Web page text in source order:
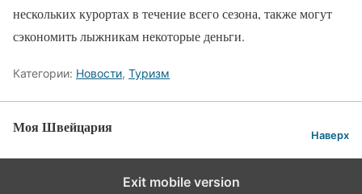
нескольких курортах в течение всего сезона, также могут
сэкономить лыжникам некоторые деньги.
Категории: Новости, Туризм
Моя Швейцария Наверх
Exit mobile version